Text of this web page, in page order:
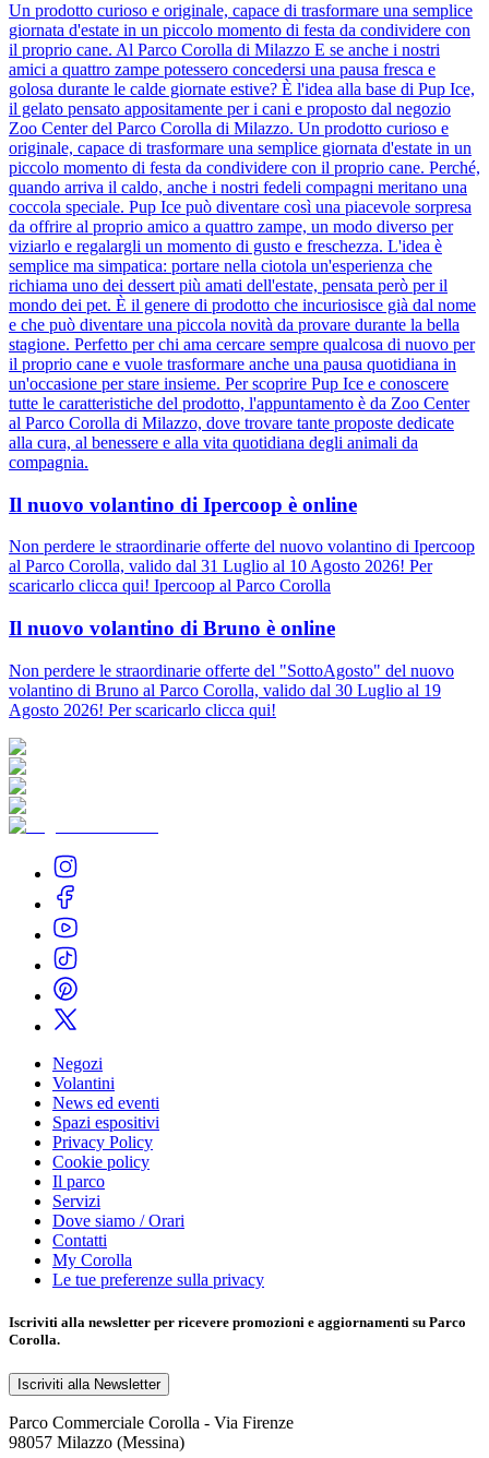
Un prodotto curioso e originale, capace di trasformare una semplice
giornata d'estate in un piccolo momento di festa da condividere con
il proprio cane. Al Parco Corolla di Milazzo E se anche i nostri
amici a quattro zampe potessero concedersi una pausa fresca e
golosa durante le calde giornate estive? È l'idea alla base di Pup Ice,
il gelato pensato appositamente per i cani e proposto dal negozio
Zoo Center del Parco Corolla di Milazzo. Un prodotto curioso e
originale, capace di trasformare una semplice giornata d'estate in un
piccolo momento di festa da condividere con il proprio cane. Perché,
quando arriva il caldo, anche i nostri fedeli compagni meritano una
coccola speciale. Pup Ice può diventare così una piacevole sorpresa
da offrire al proprio amico a quattro zampe, un modo diverso per
viziarlo e regalargli un momento di gusto e freschezza. L'idea è
semplice ma simpatica: portare nella ciotola un'esperienza che
richiama uno dei dessert più amati dell'estate, pensata però per il
mondo dei pet. È il genere di prodotto che incuriosisce già dal nome
e che può diventare una piccola novità da provare durante la bella
stagione. Perfetto per chi ama cercare sempre qualcosa di nuovo per
il proprio cane e vuole trasformare anche una pausa quotidiana in
un'occasione per stare insieme. Per scoprire Pup Ice e conoscere
tutte le caratteristiche del prodotto, l'appuntamento è da Zoo Center
al Parco Corolla di Milazzo, dove trovare tante proposte dedicate
alla cura, al benessere e alla vita quotidiana degli animali da
compagnia.
Il nuovo volantino di Ipercoop è online
Non perdere le straordinarie offerte del nuovo volantino di Ipercoop
al Parco Corolla, valido dal 31 Luglio al 10 Agosto 2026! Per
scaricarlo clicca qui! Ipercoop al Parco Corolla
Il nuovo volantino di Bruno è online
Non perdere le straordinarie offerte del "SottoAgosto" del nuovo
volantino di Bruno al Parco Corolla, valido dal 30 Luglio al 19
Agosto 2026! Per scaricarlo clicca qui!
Negozi
Volantini
News ed eventi
Spazi espositivi
Privacy Policy
Cookie policy
Il parco
Servizi
Dove siamo / Orari
Contatti
My Corolla
Le tue preferenze sulla privacy
Iscriviti alla newsletter per ricevere promozioni e aggiornamenti su Parco
Corolla.
Iscriviti alla Newsletter
Parco Commerciale Corolla - Via Firenze
98057 Milazzo (Messina)